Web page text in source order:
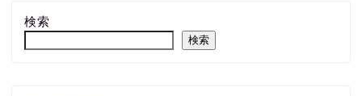
検索
検索